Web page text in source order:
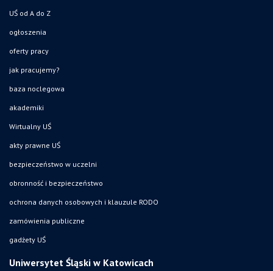
UŚ od A do Z
ogłoszenia
oferty pracy
jak pracujemy?
baza noclegowa
akademiki
Wirtualny UŚ
akty prawne UŚ
bezpieczeństwo w uczelni
obronność i bezpieczeństwo
ochrona danych osobowych i klauzule RODO
zamówienia publiczne
gadżety UŚ
Uniwersytet Śląski w Katowicach